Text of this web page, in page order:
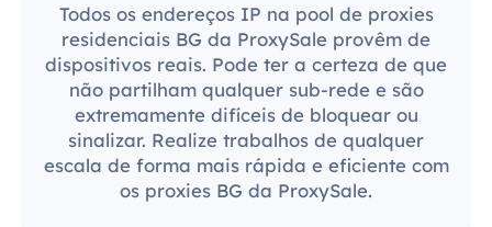
Todos os endereços IP na pool de proxies
residenciais BG da ProxySale provêm de
dispositivos reais. Pode ter a certeza de que
não partilham qualquer sub-rede e são
extremamente difíceis de bloquear ou
sinalizar. Realize trabalhos de qualquer
escala de forma mais rápida e eficiente com
os proxies BG da ProxySale.